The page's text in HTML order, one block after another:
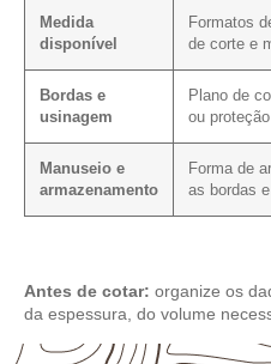
Medida
disponível
Formatos
de corte e
Bordas e
usinagem
Plano de
ou
Manuseio e
armazenamento
Forma de
as bordas
Antes de cotar: organize os
da espessura, do volume